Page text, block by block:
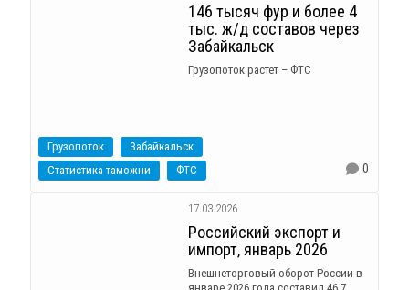
146 тысяч фур и более 4
тыс. ж/д составов через
Забайкальск
Грузопоток растет – ФТС
Грузопоток
Забайкальск
Статистика таможни
ФТС 0
17.03.2026
Российский экспорт и
импорт, январь 2026
Внешнеторговый оборот России в